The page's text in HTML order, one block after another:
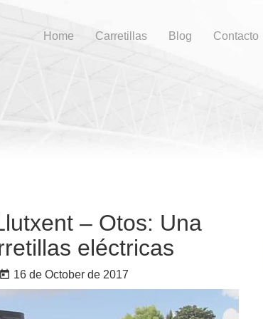
Home Carretillas Blog Contacto
– Otos: Una
eléctricas
today 16 de October de 2017